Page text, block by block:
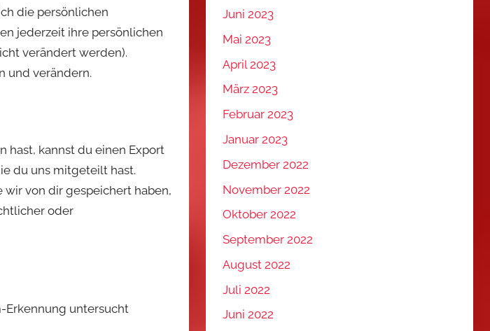
die persönlichen
jederzeit ihre persönlichen
verändert werden).
und verändern.
hast, kannst du einen Export
du uns mitgeteilt hast.
wir von dir gespeichert haben,
oder
Erkennung untersucht
Juni 2023
Mai 2023
April 2023
März 2023
Februar 2023
Januar 2023
Dezember 2022
November 2022
Oktober 2022
September 2022
August 2022
Juli 2022
Juni 2022